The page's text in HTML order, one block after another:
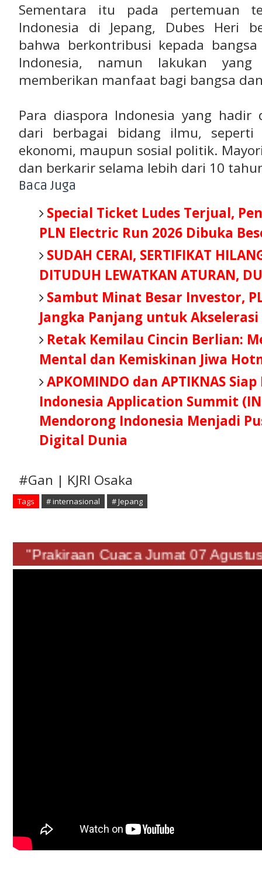
Sementara itu pada pertemuan
Indonesia di Jepang, Dubes Heri
bahwa berkontribusi kepada
Indonesia, namun lakukan
memberikan manfaat bagi bangsa
Para diaspora Indonesia yang hadir
dari berbagai bidang ilmu, seperti
ekonomi, maupun sosial politik.
dan berkarir selama lebih dari 10
Baca Juga
Special Ticket Ludes Terjual,
PLN Electric Run 2026 Dibuka
SUDAH CERAI, SERTIFIKAT
DITUDUH LEWATKAN ATURAN,
Sambut Minat Besar Investor,
Jangka Panjang untuk Akselerasi
Retak Kemilau Cincin Berlian:
Mental dan Kemiskinan Jiwa
APKOMINDO dan APTIKNAS
Indonesia Application Summit
Mendorong Indonesia Menjadi
Digital Dunia
#Gan | KJRI Osaka
Tags # internasional # Jepang
"Prakiraan Cuaca Jumat 07